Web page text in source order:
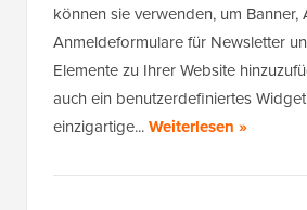
können sie verwenden, um Banner,
Anmeldeformulare für Newsletter
Elemente zu Ihrer Website
auch ein benutzerdefiniertes
einzigartige...Weiterlesen »